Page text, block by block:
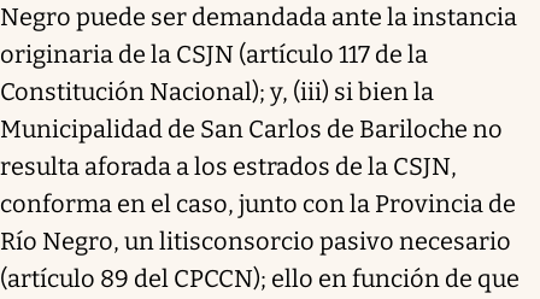
Negro puede ser demandada ante la instancia
originaria de la CSJN (artículo 117 de la
Constitución Nacional); y, (iii) si bien la
Municipalidad de San Carlos de Bariloche no
resulta aforada a los estrados de la CSJN,
conforma en el caso, junto con la Provincia de
Río Negro, un litisconsorcio pasivo necesario
(artículo 89 del CPCCN); ello en función de que